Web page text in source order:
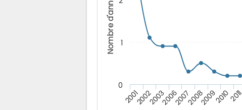
Nombre d'années
20012002200320062007200820092010
0
1